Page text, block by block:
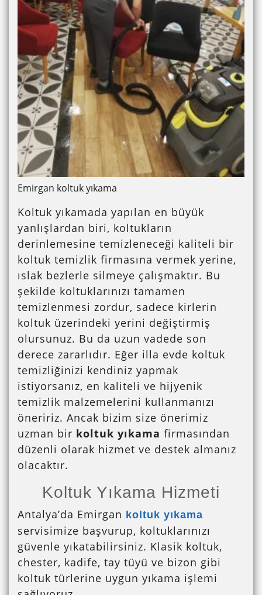
Emirgan koltuk yıkama
Koltuk yıkamada yapılan en büyük
yanlışlardan biri, koltukların
derinlemesine temizleneceği kaliteli bir
koltuk temizlik firmasına vermek yerine,
ıslak bezlerle silmeye çalışmaktır. Bu
şekilde koltuklarınızı tamamen
temizlenmesi zordur, sadece kirlerin
koltuk üzerindeki yerini değiştirmiş
olursunuz. Bu da uzun vadede son
derece zararlıdır. Eğer illa evde koltuk
temizliğinizi kendiniz yapmak
istiyorsanız, en kaliteli ve hijyenik
temizlik malzemelerini kullanmanızı
öneririz. Ancak bizim size önerimiz
uzman bir koltuk yıkama firmasından
düzenli olarak hizmet ve destek almanız
olacaktır.
Koltuk Yıkama Hizmeti
Antalya’da Emirgan koltuk yıkama
servisimize başvurup, koltuklarınızı
güvenle yıkatabilirsiniz. Klasik koltuk,
chester, kadife, tay tüyü ve bizon gibi
koltuk türlerine uygun yıkama işlemi